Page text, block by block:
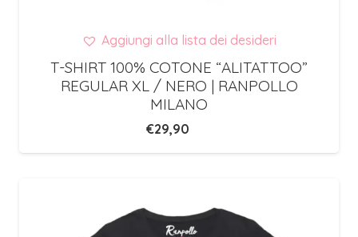
Aggiungi alla lista dei desideri
T-SHIRT 100% COTONE “ALITATTOO”
REGULAR XL / NERO | RANPOLLO
MILANO
€29,90